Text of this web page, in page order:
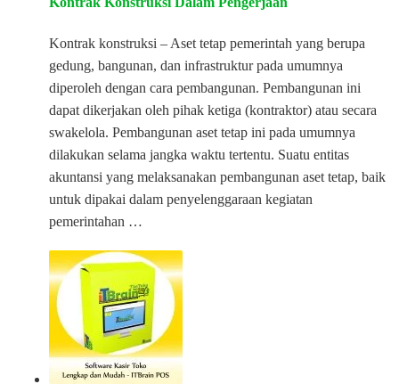
Kontrak konstruksi – Aset tetap pemerintah yang berupa
gedung, bangunan, dan infrastruktur pada umumnya
diperoleh dengan cara pembangunan. Pembangunan ini
dapat dikerjakan oleh pihak ketiga (kontraktor) atau secara
swakelola. Pembangunan aset tetap ini pada umumnya
dilakukan selama jangka waktu tertentu. Suatu entitas
akuntansi yang melaksanakan pembangunan aset tetap, baik
untuk dipakai dalam penyelenggaraan kegiatan
pemerintahan …